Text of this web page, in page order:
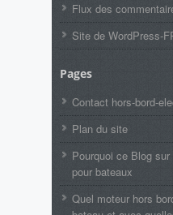
Flux des
Site de WordPress-
Pages
Contact hors-bord-
Plan du site
Pourquoi ce Blog
pour bateaux
Quel moteur hors